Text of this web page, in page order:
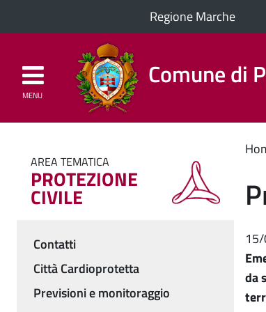
Regione Marche
Comune di
MENU
da
AREA TEMATICA
PROTEZIONE
CIVILE
Menu
Contatti
Città Cardioprotetta
Previsioni e monitoraggio